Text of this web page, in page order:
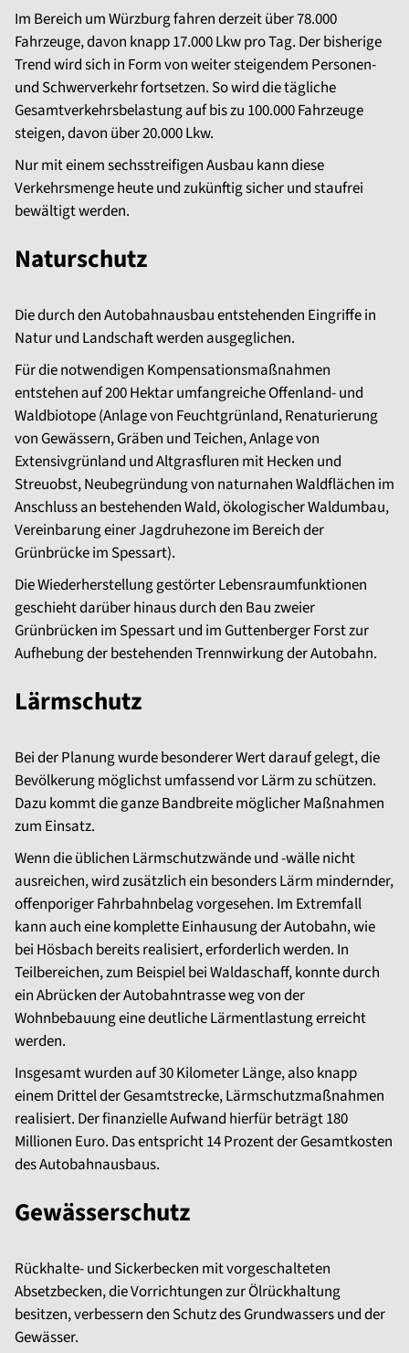
Im Bereich um Würzburg fahren derzeit über 78.000
Fahrzeuge, davon knapp 17.000 Lkw pro Tag. Der bisherige
Trend wird sich in Form von weiter steigendem Personen-
und Schwerverkehr fortsetzen. So wird die tägliche
Gesamtverkehrsbelastung auf bis zu 100.000 Fahrzeuge
steigen, davon über 20.000 Lkw.
Nur mit einem sechsstreifigen Ausbau kann diese
Verkehrsmenge heute und zukünftig sicher und staufrei
bewältigt werden.
Naturschutz
Die durch den Autobahnausbau entstehenden Eingriffe in
Natur und Landschaft werden ausgeglichen.
Für die notwendigen Kompensationsmaßnahmen
entstehen auf 200 Hektar umfangreiche Offenland- und
Waldbiotope (Anlage von Feuchtgrünland, Renaturierung
von Gewässern, Gräben und Teichen, Anlage von
Extensivgrünland und Altgrasfluren mit Hecken und
Streuobst, Neubegründung von naturnahen Waldflächen im
Anschluss an bestehenden Wald, ökologischer Waldumbau,
Vereinbarung einer Jagdruhezone im Bereich der
Grünbrücke im Spessart).
Die Wiederherstellung gestörter Lebensraumfunktionen
geschieht darüber hinaus durch den Bau zweier
Grünbrücken im Spessart und im Guttenberger Forst zur
Aufhebung der bestehenden Trennwirkung der Autobahn.
Lärmschutz
Bei der Planung wurde besonderer Wert darauf gelegt, die
Bevölkerung möglichst umfassend vor Lärm zu schützen.
Dazu kommt die ganze Bandbreite möglicher Maßnahmen
zum Einsatz.
Wenn die üblichen Lärmschutzwände und -wälle nicht
ausreichen, wird zusätzlich ein besonders Lärm mindernder,
offenporiger Fahrbahnbelag vorgesehen. Im Extremfall
kann auch eine komplette Einhausung der Autobahn, wie
bei Hösbach bereits realisiert, erforderlich werden. In
Teilbereichen, zum Beispiel bei Waldaschaff, konnte durch
ein Abrücken der Autobahntrasse weg von der
Wohnbebauung eine deutliche Lärmentlastung erreicht
werden.
Insgesamt wurden auf 30 Kilometer Länge, also knapp
einem Drittel der Gesamtstrecke, Lärmschutzmaßnahmen
realisiert. Der finanzielle Aufwand hierfür beträgt 180
Millionen Euro. Das entspricht 14 Prozent der Gesamtkosten
des Autobahnausbaus.
Gewässerschutz
Rückhalte- und Sickerbecken mit vorgeschalteten
Absetzbecken, die Vorrichtungen zur Ölrückhaltung
besitzen, verbessern den Schutz des Grundwassers und der
Gewässer.